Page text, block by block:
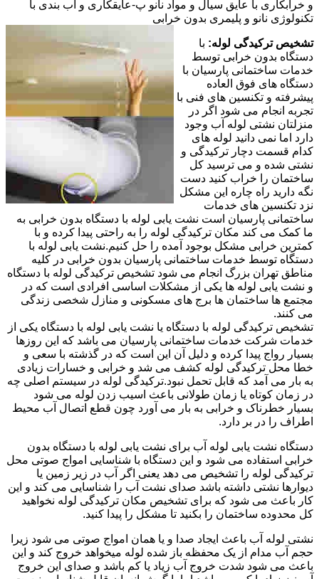
و خرابکاری با عایق سیال و مواد نانو پ-عایقکاری و آب بندی با
تکنولوژی نانو و پلیمری بدون خرابی
تشخیص ترکیدگی لوله: با
دستگاه بدون خرابی توسط
خدمات ساختمانی پارسیان با
دستگاه های فوق العاده
پیشرفته و تکنسین های فنی با
تجربه انجام می شود اگر در
منزلتان نشتی لوله آب وجود
دارد اما نمی دانید لوله های
کدام قسمت دچار ترکیدگی و
نشتی شده و می ترسید کل
ساختمان را خراب کنید دست
نگه دارید راه چاره این مشکل
نزد تکنسین های خدمات
ساختمانی پارسیان است نشت یابی لوله با دستگاه بدون خرابی به
ما کمک می کند مکان ترکیدگی لوله را به راحتی پیدا کرده و با
کمترین خرابی مشکل بوجود آمده را حل کنیم.نشت یابی لوله با
دستگاه توسط خدمات ساختمانی پارسیان بدون خرابی در کلیه
مناطق تهران بزرگ انجام می شود تشخیص ترکیدگی لوله با دستگاه
و نشت یابی لوله ها یکی از مشکلات اساسی افرادی است که در
مجتمع ها ساختمان ها برج های مسکونی و منازل شخصی زندگی
می کنند.
تشخیص ترکیدگی لوله با دستگاه یا نشت یابی لوله با دستگاه یکی از
خدمات شرکت خدمات ساختمانی پارسیان می باشد که این روزها
بسیار رواج پیدا کرده و دلیل آن این است که در گذشته با سعی و
خطا محل ترکیدگی لوله کشف می شد و خرابی و خسارات زیادی
به بار می آمد که قابل تحمل نبود.ترکیدگی لوله در سیستم اصلی چه
در زمان کوتاه یا زمان طولانی باعث اسیب زدن لوله می شود
بسیار خطرناک و خرابی به بار می آورد چون قطع اتصال آب محیط
اطراف را در بر دارد.
دستگاه نشت یابی لوله آب برای نشت یابی لوله با دستگاه بدون
خرابی استفاده می شود و این دستگاه با شناسایی امواج صوتی محل
ترکیدگی لوله را تشخیص می دهد یعنی اگر آب در زیر زمین یا
دیوارها نشتی داشته باشد صدای نشت آب را شناسایی می کند و این
کار باعث می شود که برای تشخیص مکان ترکیدگی لوله نخواهید
کل محدوده ساختمان را بکنید تا مشکل را پیدا کنید.
نشتی لوله آب باعث ایجاد صدا و یا همان امواج صوتی می شود زیرا
حجم آب مدام از یک محفظه باز شده لوله میخواهد خروج کند و این
باعث می شود شدت خروج آب زیاد یا کم باشد و صدای این خروج